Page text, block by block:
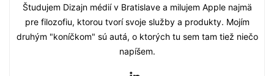
Študujem Dizajn médií v Bratislave a milujem Apple najmä
pre filozofiu, ktorou tvorí svoje služby a produkty. Mojím
druhým "koníčkom" sú autá, o ktorých tu sem tam tiež niečo
napíšem.